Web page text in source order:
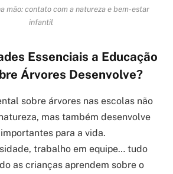
mão: contato com a natureza e bem-estar
infantil
Essenciais a Educação
Árvores Desenvolve?
sobre árvores nas escolas não
mas também desenvolve
para a vida.
trabalho em equipe… tudo
as crianças aprendem sobre o